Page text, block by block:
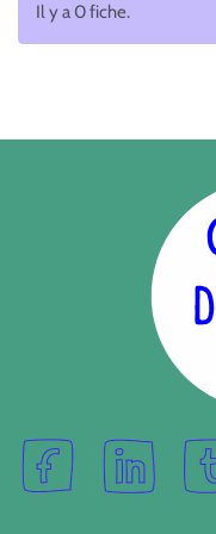
Il y a 0 fiche.